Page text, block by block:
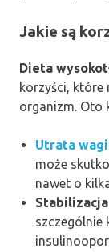
Jakie są
Dieta
korzyści, które
organizm. Oto
Utrata wagi
może
nawet o
szczególnie